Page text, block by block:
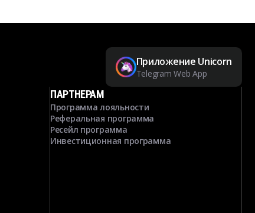
Приложение Unicorn
Telegram Web App
ПАРТНЕРАМ
Программа лояльности
Реферальная программа
Ресейл программа
Инвестиционная программа